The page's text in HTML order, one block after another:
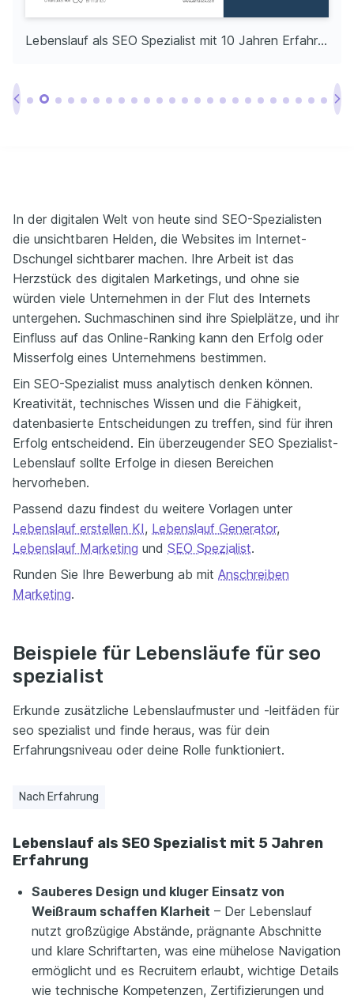
Lebenslauf als SEO Spezialist mit 10 Jahren Erfahrung
In der digitalen Welt von heute sind SEO-Spezialisten
die unsichtbaren Helden, die Websites im Internet-
Dschungel sichtbarer machen. Ihre Arbeit ist das
Herzstück des digitalen Marketings, und ohne sie
würden viele Unternehmen in der Flut des Internets
untergehen. Suchmaschinen sind ihre Spielplätze, und ihr
Einfluss auf das Online-Ranking kann den Erfolg oder
Misserfolg eines Unternehmens bestimmen.
Ein SEO-Spezialist muss analytisch denken können.
Kreativität, technisches Wissen und die Fähigkeit,
datenbasierte Entscheidungen zu treffen, sind für ihren
Erfolg entscheidend. Ein überzeugender SEO Spezialist-
Lebenslauf sollte Erfolge in diesen Bereichen
hervorheben.
Passend dazu findest du weitere Vorlagen unter
Lebenslauf erstellen KI, Lebenslauf Generator,
Lebenslauf Marketing und SEO Spezialist.
Runden Sie Ihre Bewerbung ab mit Anschreiben
Marketing.
Beispiele für Lebensläufe für seo
spezialist
Erkunde zusätzliche Lebenslaufmuster und -leitfäden für
seo spezialist und finde heraus, was für dein
Erfahrungsniveau oder deine Rolle funktioniert.
Nach Erfahrung
Lebenslauf als SEO Spezialist mit 5 Jahren
Erfahrung
Sauberes Design und kluger Einsatz von
Weißraum schaffen Klarheit – Der Lebenslauf
nutzt großzügige Abstände, prägnante Abschnitte
und klare Schriftarten, was eine mühelose Navigation
ermöglicht und es Recruitern erlaubt, wichtige Details
wie technische Kompetenzen, Zertifizierungen und